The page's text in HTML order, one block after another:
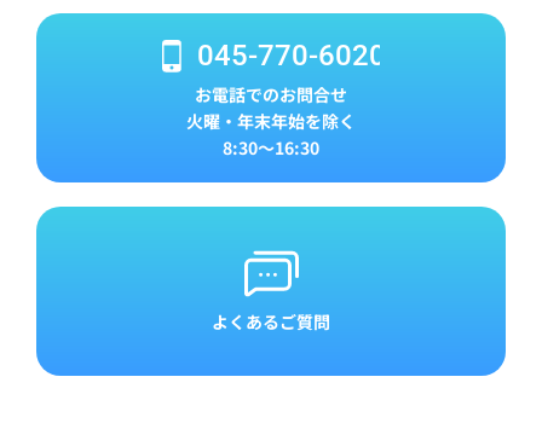
045-770-6020
お電話でのお問合せ
火曜・年末年始を除く
8:30～16:30
よくあるご質問